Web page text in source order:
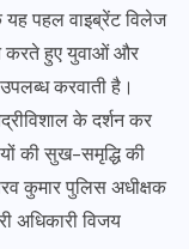
यह पहल वाइब्रेंट विलेज
करते हुए युवाओं और
करवाती है।
के दर्शन कर
की सुख-समृद्धि की
कुमार पुलिस अधीक्षक
अधिकारी विजय